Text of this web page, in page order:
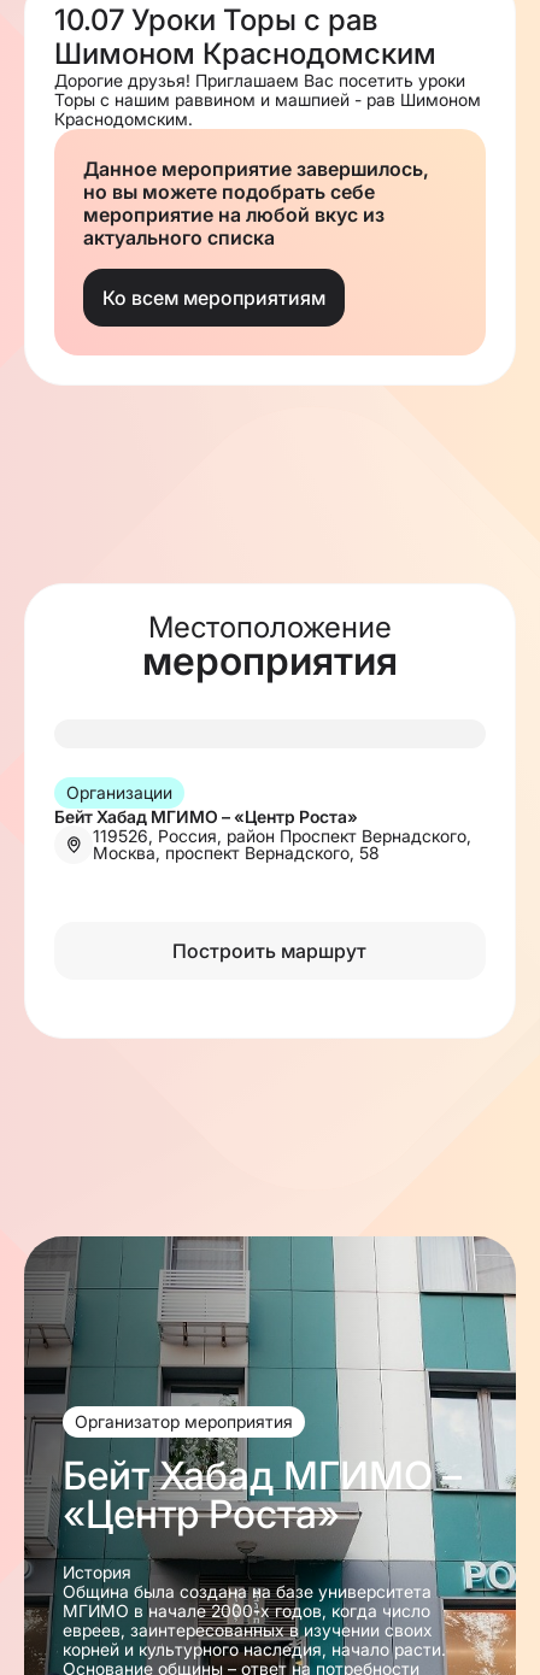
10.07 Уроки Торы с рав
Шимоном Краснодомским
Дорогие друзья! Приглашаем Вас посетить уроки
Торы с нашим раввином и машпией - рав Шимоном
Краснодомским.
Данное мероприятие завершилось,
но вы можете подобрать себе
мероприятие на любой вкус из
актуального списка
Ко всем мероприятиям
Местоположение
мероприятия
Организации
Бейт Хабад МГИМО – «Центр Роста»
119526, Россия, район Проспект Вернадского,
Москва, проспект Вернадского, 58
Построить маршрут
Организатор мероприятия
Бейт Хабад МГИМО –
«Центр Роста»
История
Община была создана на базе университета
МГИМО в начале 2000-х годов, когда число
евреев, заинтересованных в изучении своих
корней и культурного наследия, начало расти.
Основание общины – ответ на потребности